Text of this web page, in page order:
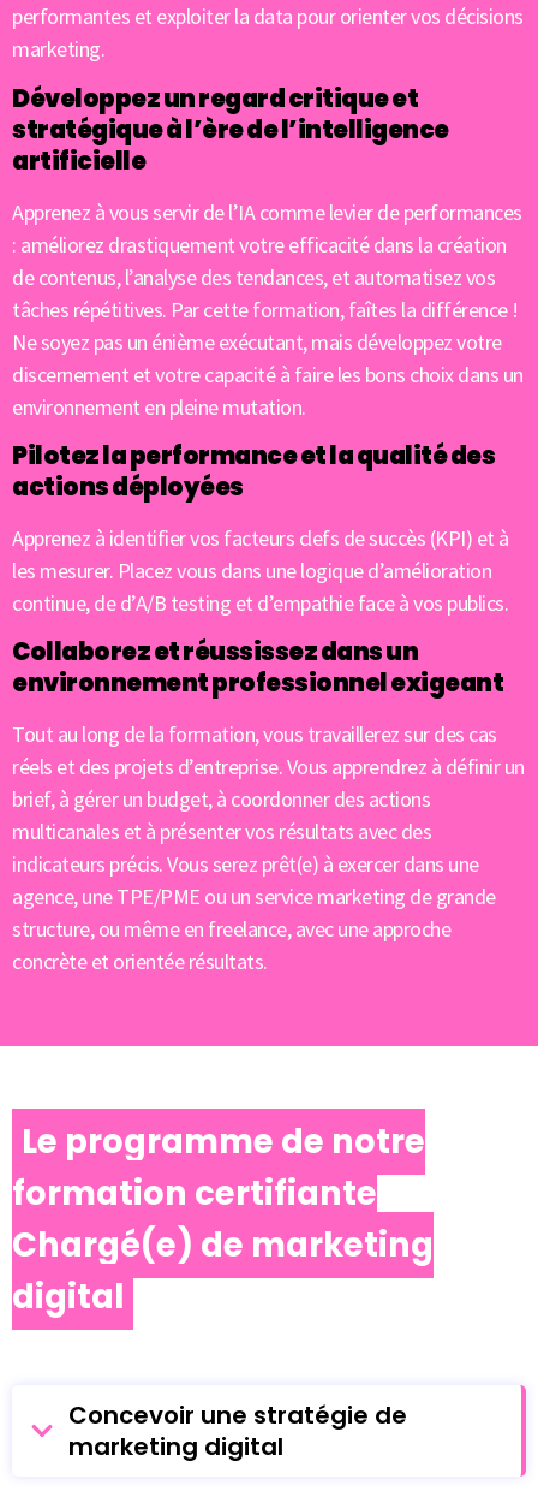
performantes et exploiter la data pour orienter vos décisions
marketing.
Développez un regard critique et
stratégique à l’ère de l’intelligence
artificielle
Apprenez à vous servir de l’IA comme levier de performances
: améliorez drastiquement votre efficacité dans la création
de contenus, l’analyse des tendances, et automatisez vos
tâches répétitives. Par cette formation, faîtes la différence !
Ne soyez pas un énième exécutant, mais développez votre
discernement et votre capacité à faire les bons choix dans un
environnement en pleine mutation.
Pilotez la performance et la qualité des
actions déployées
Apprenez à identifier vos facteurs clefs de succès (KPI) et à
les mesurer. Placez vous dans une logique d’amélioration
continue, de d’A/B testing et d’empathie face à vos publics.
Collaborez et réussissez dans un
environnement professionnel exigeant
Tout au long de la formation, vous travaillerez sur des cas
réels et des projets d’entreprise. Vous apprendrez à définir un
brief, à gérer un budget, à coordonner des actions
multicanales et à présenter vos résultats avec des
indicateurs précis. Vous serez prêt(e) à exercer dans une
agence, une TPE/PME ou un service marketing de grande
structure, ou même en freelance, avec une approche
concrète et orientée résultats.
Le programme de notre
formation certifiante
Chargé(e) de marketing
digital
Concevoir une stratégie de
marketing digital